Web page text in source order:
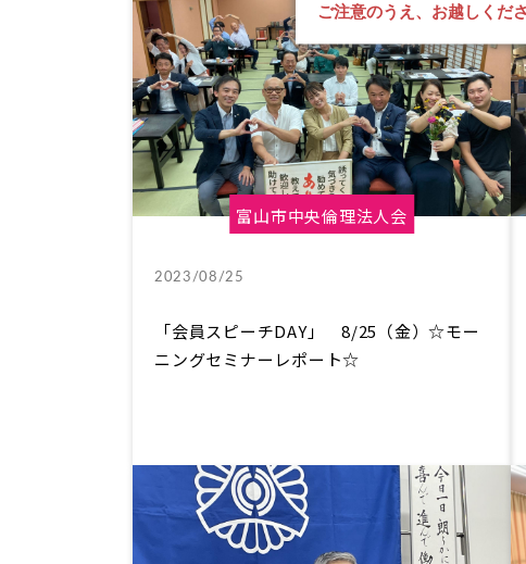
ご注意のうえ、お越しくだ
富山市中央倫理法人会
2023/08/25
「会員スピーチDAY」 8/25（金）☆モー
ニングセミナーレポート☆